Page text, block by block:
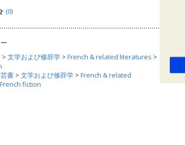
(0)
> 文学および修辞学 > French & related literatures >
書 > 文学および修辞学 > French & related
French fiction